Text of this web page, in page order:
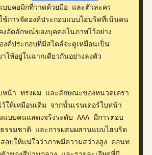
บบคอมิกที่วาดด้วยมือ และตัวละคร
การจัดองค์ประกอบแบบไฮบริดที่เน้นคน
งอัตลักษณ์ของบุคคลในภาพไว้อย่าง
ค์ประกอบที่มีสไตล์จะดูเหมือนเป็น
าให้อยู่ในฉากเดียวกันอย่างลงตัว
หน้า ทรงผม และลักษณะของหนวดเครา
ให้เหมือนเดิม จากนั้นเรนเดอร์ใบหน้า
แบบคนแสดงจริงระดับ AAA มีการตอบ
รรมชาติ และการผสมผสานแบบไฮบริด
อบให้แน่ใจว่าภาพมีความสว่างสูง คอนท